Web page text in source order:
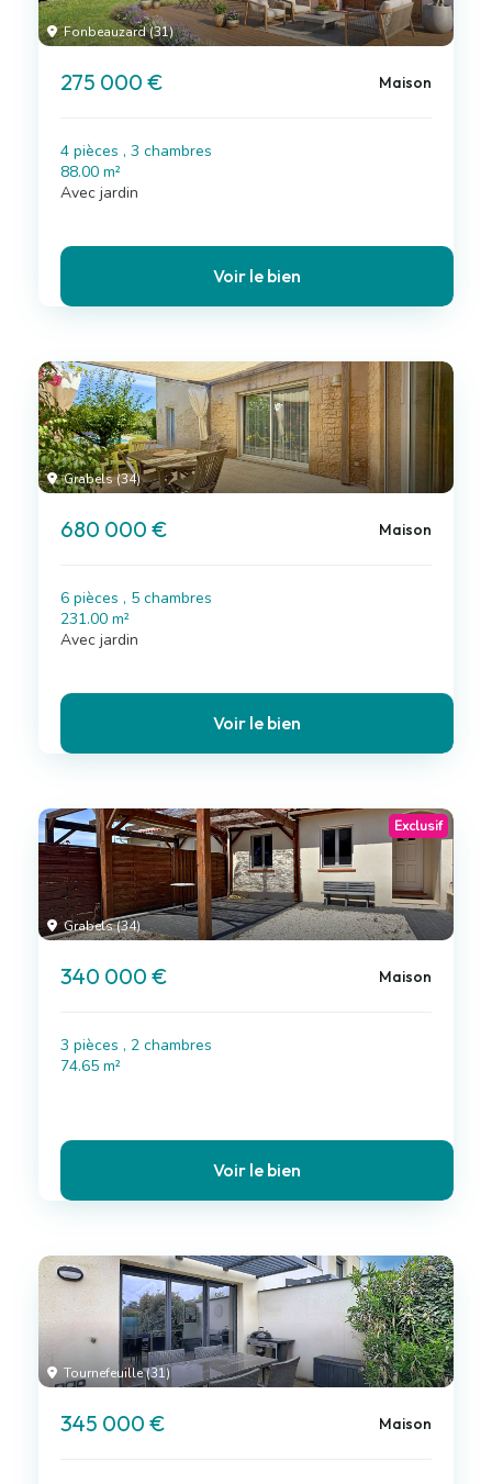
Fonbeauzard (31)
275 000 € Maison
4 pièces , 3 chambres
88.00 m²
Avec jardin
Voir le bien
Grabels (34)
680 000 € Maison
6 pièces , 5 chambres
231.00 m²
Avec jardin
Voir le bien
Grabels (34)
Exclusif
340 000 € Maison
3 pièces , 2 chambres
74.65 m²
Voir le bien
Tournefeuille (31)
345 000 € Maison